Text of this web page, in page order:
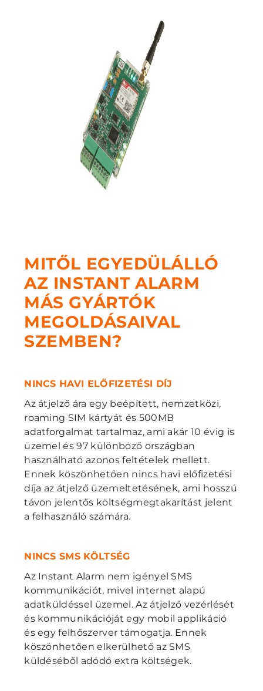
MITŐL EGYEDÜLÁLLÓ
AZ INSTANT ALARM
MÁS GYÁRTÓK
MEGOLDÁSAIVAL
SZEMBEN?
NINCS HAVI ELŐFIZETÉSI DÍJ
Az átjelző ára egy beépített, nemzetközi,
roaming SIM kártyát és 500MB
adatforgalmat tartalmaz, ami akár 10 évig is
üzemel és 97 különböző országban
használható azonos feltételek mellett.
Ennek köszönhetően nincs havi előfizetési
díja az átjelző üzemeltetésének, ami hosszú
távon jelentős költségmegtakarítást jelent
a felhasználó számára.
NINCS SMS KÖLTSÉG
Az Instant Alarm nem igényel SMS
kommunikációt, mivel internet alapú
adatküldéssel üzemel. Az átjelző vezérlését
és kommunikációját egy mobil applikáció
és egy felhőszerver támogatja. Ennek
köszönhetően elkerülhető az SMS
küldéséből adódó extra költségek.